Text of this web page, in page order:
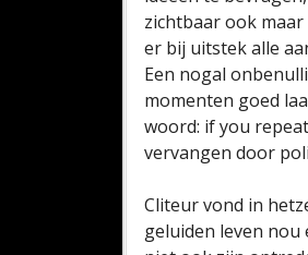
zichtbaar ook
er bij uitstek alle
Een nogal
momenten goed
woord: if you
vervangen door
Cliteur vond in
geluiden leven nou